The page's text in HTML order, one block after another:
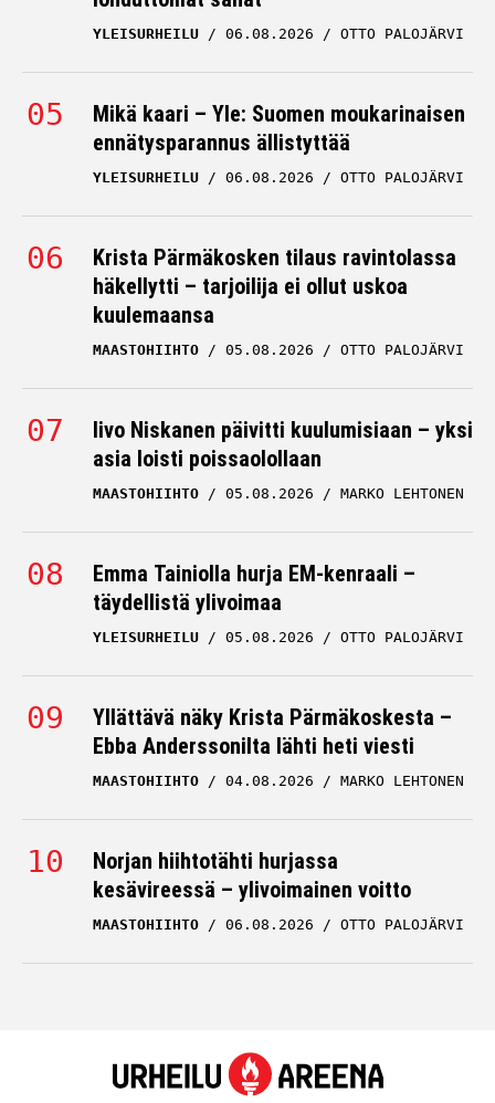
YLEISURHEILU 06.08.2026 OTTO PALOJÄRVI
Mikä kaari – Yle: Suomen moukarinaisen
ennätysparannus ällistyttää
YLEISURHEILU 06.08.2026 OTTO PALOJÄRVI
Krista Pärmäkosken tilaus ravintolassa
häkellytti – tarjoilija ei ollut uskoa
kuulemaansa
MAASTOHIIHTO 05.08.2026 OTTO PALOJÄRVI
Iivo Niskanen päivitti kuulumisiaan – yksi
asia loisti poissaolollaan
MAASTOHIIHTO 05.08.2026 MARKO LEHTONEN
Emma Tainiolla hurja EM-kenraali –
täydellistä ylivoimaa
YLEISURHEILU 05.08.2026 OTTO PALOJÄRVI
Yllättävä näky Krista Pärmäkoskesta –
Ebba Anderssonilta lähti heti viesti
MAASTOHIIHTO 04.08.2026 MARKO LEHTONEN
Norjan hiihtotähti hurjassa
kesävireessä – ylivoimainen voitto
MAASTOHIIHTO 06.08.2026 OTTO PALOJÄRVI